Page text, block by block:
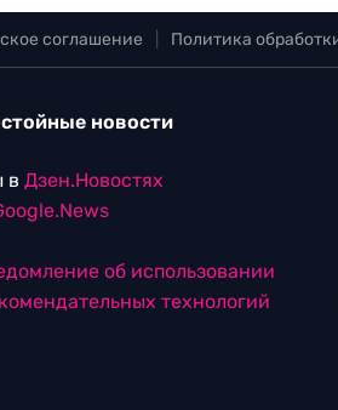
соглашение Политика
новости
в Дзен.Новостях
об использовании
технологий